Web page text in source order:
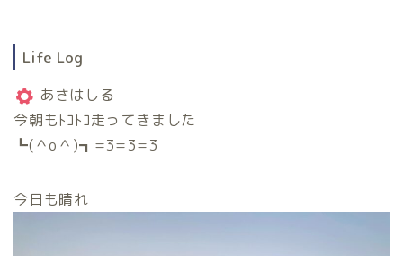
Life Log
あさはしる
今朝もﾄｺﾄｺ走ってきました
┗(＾o＾)┓=3=3=3
今日も晴れ